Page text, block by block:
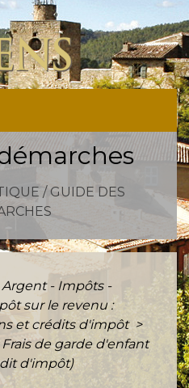
/ GUIDE DES
Argent - Impôts -
sur le revenu :
et crédits d'impôt >
de garde d'enfant
d'impôt)